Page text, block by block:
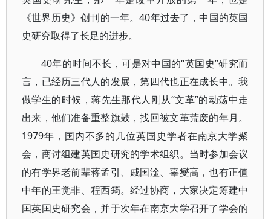
《世界历史》创刊的一年。40年过去了，中国的英国
史研究取得了长足的进步。
40年的时间不长，可是对中国的“英国史”研究而
言，已经历三代人的发展，第四代也正在成长中。我
做学生的时候，蒋先生那代人刚从“文革”的动荡中走
出来，他们准备重整旗鼓，找回被文革荒废的年月。
1979年，国内不多的几位英国史学者在南京大学聚
会，商讨组建英国史研究的学术组织。当时参加会议
的有学界老前辈蒋孟引、戚国淦、辜燮高，也有正值
中年的王觉非、程西筠。经过协商，大家决定筹建中
国英国史研究会，并于次年在南京大学召开了学会的